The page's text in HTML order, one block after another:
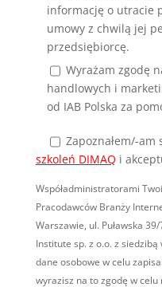
informację o utracie
umowy z chwilą jej
przedsiębiorcę.
Wyrażam zgodę
handlowych i
od IAB Polska za
Zapoznałem/-am
szkoleń DIMAQ i
Współadministratorami
Pracodawców Branży
Warszawie, ul. Puławska
Institute sp. z o.o. z
dane osobowe w celu
wyrazisz na to zgodę w celu